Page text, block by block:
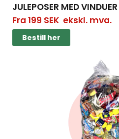
JULEPOSER MED VINDUER
Fra 199 SEKekskl. mva.
Bestill her